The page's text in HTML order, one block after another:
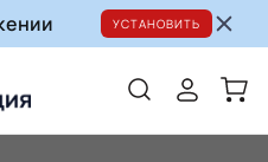
УСТАНОВИТЬ